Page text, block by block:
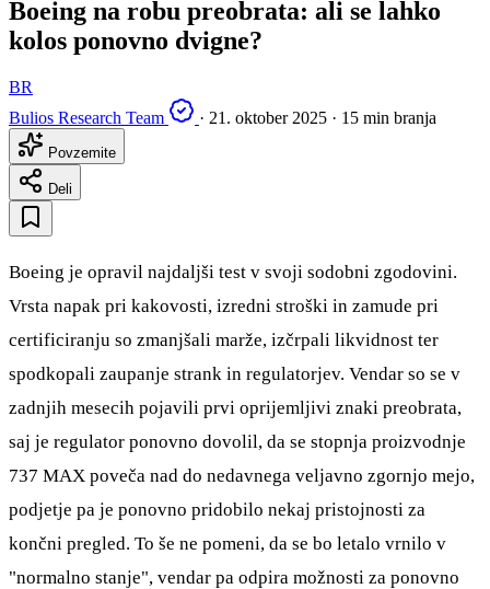
Boeing na robu preobrata: ali se lahko
kolos ponovno dvigne?
BR
Bulios Research Team
· 21. oktober 2025 · 15 min branja
Povzemite
Deli
Boeing je opravil najdaljši test v svoji sodobni zgodovini.
Vrsta napak pri kakovosti, izredni stroški in zamude pri
certificiranju so zmanjšali marže, izčrpali likvidnost ter
spodkopali zaupanje strank in regulatorjev. Vendar so se v
zadnjih mesecih pojavili prvi oprijemljivi znaki preobrata,
saj je regulator ponovno dovolil, da se stopnja proizvodnje
737 MAX poveča nad do nedavnega veljavno zgornjo mejo,
podjetje pa je ponovno pridobilo nekaj pristojnosti za
končni pregled. To še ne pomeni, da se bo letalo vrnilo v
"normalno stanje", vendar pa odpira možnosti za ponovno